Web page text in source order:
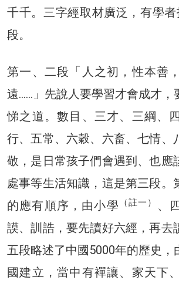
千千。三字經取材廣泛，有學
段。
第一、二段「人之初，性本善
遠……」先說人要學習才會成才，
悌之道。數目、三才、三綱、
行、五常、六穀、六畜、七情、
敬，是日常孩子們會遇到、也應
處事等生活知識，這是第三段。
的應有順序，由小學
（註一）
、
謨、訓誥，要先讀好六經，再去
五段略述了中國5000年的歷史，
國建立，當中有襌讓、家天下